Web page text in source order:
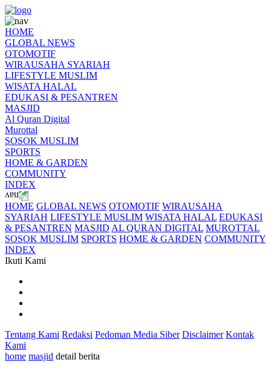
HOME
GLOBAL NEWS
OTOMOTIF
WIRAUSAHA SYARIAH
LIFESTYLE MUSLIM
WISATA HALAL
EDUKASI & PESANTREN
MASJID
Al Quran Digital
Murottal
SOSOK MUSLIM
SPORTS
HOME & GARDEN
COMMUNITY
INDEX
HOME GLOBAL NEWS OTOMOTIF WIRAUSAHA
SYARIAH LIFESTYLE MUSLIM WISATA HALAL EDUKASI
& PESANTREN MASJID AL QURAN DIGITAL MUROTTAL
SOSOK MUSLIM SPORTS HOME & GARDEN COMMUNITY
INDEX
Ikuti Kami
Tentang Kami Redaksi Pedoman Media Siber Disclaimer Kontak
Kami
home masjid detail berita